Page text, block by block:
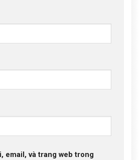
email, và trang web trong